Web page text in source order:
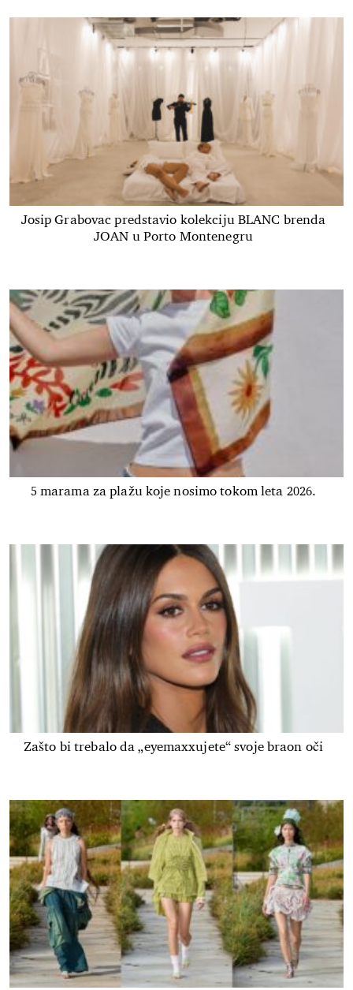
Josip Grabovac predstavio kolekciju BLANC brenda
JOAN u Porto Montenegru
5 marama za plažu koje nosimo tokom leta 2026.
Zašto bi trebalo da „eyemaxxujete“ svoje braon oči